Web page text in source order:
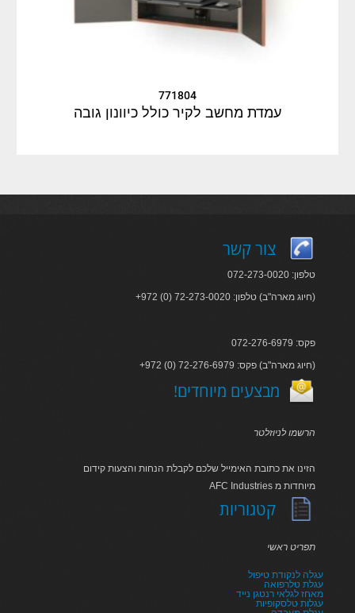
771804
עמדת מחשב לקיר כולל כיוונון גובה
צור קשר
טלפון: 072-273-0020
+972 (0) 72-273-0020 :חיוג מארה"ב) טלפון)
פקס: 072-276-6979
+972 (0) 72-276-6979 :חיוג מארה"ב) פקס)
!מבצעים מיוחדים
הרשמו לניוזלטר
הזינו את כתובת האימייל שלכם לקבלת הנחות והצעות קידום
AFC Industries מיוחדות מ
קטגוריות
תפריט ראשי
עגלה לנקודת טיפול
עגלת טלרפואה
מאחז לגלאי רנטגן נייד
עגלות טלסקופיות